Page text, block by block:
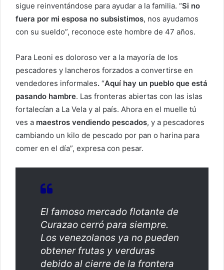
sigue reinventándose para ayudar a la familia. “Si no
fuera por mi esposa no subsistimos, nos ayudamos
con su sueldo”, reconoce este hombre de 47 años.
Para Leoni es doloroso ver a la mayoría de los
pescadores y lancheros forzados a convertirse en
vendedores informales. “Aquí hay un pueblo que está
pasando hambre. Las fronteras abiertas con las islas
fortalecían a La Vela y al país. Ahora en el muelle tú
ves a maestros vendiendo pescados, y a pescadores
cambiando un kilo de pescado por pan o harina para
comer en el día”, expresa con pesar.
El famoso mercado flotante de
Curazao cerró para siempre.
Los venezolanos ya no pueden
obtener frutas y verduras
debido al cierre de la frontera